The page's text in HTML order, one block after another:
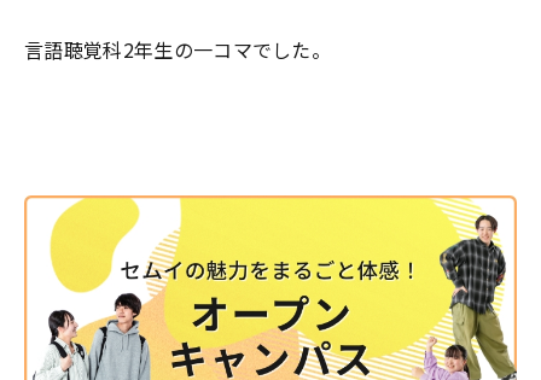
言語聴覚科2年生の一コマでした。